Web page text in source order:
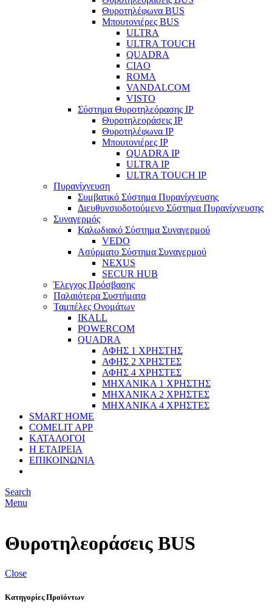
Θυροτηλέφωνα BUS
Μπουτονιέρες BUS
ULTRA
ULTRA TOUCH
QUADRA
CIAO
ROMA
VANDALCOM
VISTO
Σύστημα Θυροτηλεόρασης IP
Θυροτηλεοράσεις IP
Θυροτηλέφωνα IP
Μπουτονιέρες IP
QUADRA IP
ULTRA IP
ULTRA TOUCH IP
Πυρανίχνευση
Συμβατικό Σύστημα Πυρανίχνευσης
Διευθυνσιοδοτούμενο Σύστημα Πυρανίχνευσης
Συναγερμός
Καλωδιακό Σύστημα Συναγερμού
VEDO
Ασύρματο Σύστημα Συναγερμού
NEXUS
SECUR HUB
Έλεγχος Πρόσβασης
Παλαιότερα Συστήματα
Ταμπέλες Ονομάτων
IKALL
POWERCOM
QUADRA
ΑΦΗΣ 1 ΧΡΗΣΤΗΣ
ΑΦΗΣ 2 ΧΡΗΣΤΕΣ
ΑΦΗΣ 4 ΧΡΗΣΤΕΣ
ΜΗΧΑΝΙΚΑ 1 ΧΡΗΣΤΗΣ
ΜΗΧΑΝΙΚΑ 2 ΧΡΗΣΤΕΣ
ΜΗΧΑΝΙΚΑ 4 ΧΡΗΣΤΕΣ
SMART HOME
COMELIT APP
ΚΑΤΑΛΟΓΟΙ
Η ΕΤΑΙΡΕΙΑ
ΕΠΙΚΟΙΝΩΝΙΑ
Search
Menu
Θυροτηλεοράσεις BUS
Close
Κατηγορίες Προϊόντων